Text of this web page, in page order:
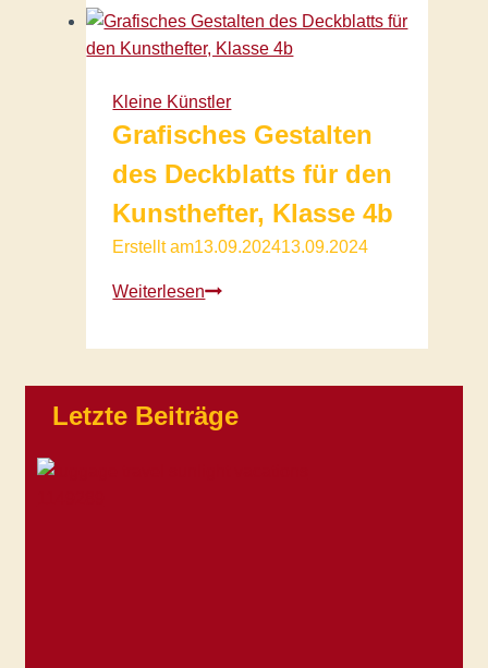
–
Klasse
Kleine Künstler
Grafisches Gestalten
des Deckblatts für den
Kunsthefter, Klasse 4b
Erstellt am13.09.202413.09.2024
WeiterlesenGrafisches
des
den
Letzte Beiträge